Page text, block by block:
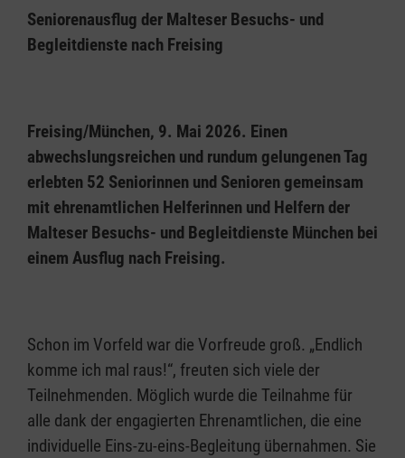
Seniorenausflug der Malteser Besuchs- und
Begleitdienste nach Freising
Freising/München, 9. Mai 2026. Einen
abwechslungsreichen und rundum gelungenen Tag
erlebten 52 Seniorinnen und Senioren gemeinsam
mit ehrenamtlichen Helferinnen und Helfern der
Malteser Besuchs- und Begleitdienste München bei
einem Ausflug nach Freising.
Schon im Vorfeld war die Vorfreude groß. „Endlich
komme ich mal raus!“, freuten sich viele der
Teilnehmenden. Möglich wurde die Teilnahme für
alle dank der engagierten Ehrenamtlichen, die eine
individuelle Eins-zu-eins-Begleitung übernahmen. Sie